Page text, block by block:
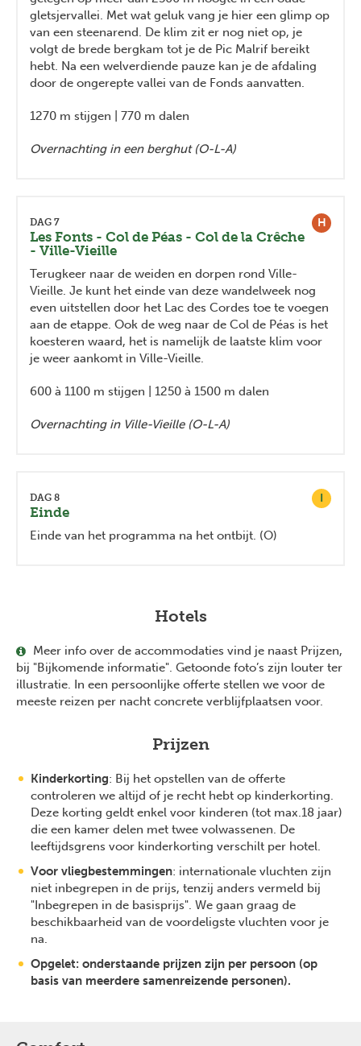
gletsjervallei. Met wat geluk vang je hier een glimp op
van een steenarend. De klim zit er nog niet op, je
volgt de brede bergkam tot je de Pic Malrif bereikt
hebt. Na een welverdiende pauze kan je de afdaling
door de ongerepte vallei van de Fonds aanvatten.
1270 m stijgen | 770 m dalen
Overnachting in een berghut (O-L-A)
H
DAG 7
Les Fonts - Col de Péas - Col de la Crêche
- Ville-Vieille
Terugkeer naar de weiden en dorpen rond Ville-
Vieille. Je kunt het einde van deze wandelweek nog
even uitstellen door het Lac des Cordes toe te voegen
aan de etappe. Ook de weg naar de Col de Péas is het
koesteren waard, het is namelijk de laatste klim voor
je weer aankomt in Ville-Vieille.
600 à 1100 m stijgen | 1250 à 1500 m dalen
Overnachting in Ville-Vieille (O-L-A)
I
DAG 8
Einde
Einde van het programma na het ontbijt. (O)
Hotels
Meer info over de accommodaties vind je naast Prijzen,
bij "Bijkomende informatie". Getoonde foto’s zijn louter ter
illustratie. In een persoonlijke offerte stellen we voor de
meeste reizen per nacht concrete verblijfplaatsen voor.
Prijzen
Kinderkorting: Bij het opstellen van de offerte
controleren we altijd of je recht hebt op kinderkorting.
Deze korting geldt enkel voor kinderen (tot max.18 jaar)
die een kamer delen met twee volwassenen. De
leeftijdsgrens voor kinderkorting verschilt per hotel.
Voor vliegbestemmingen: internationale vluchten zijn
niet inbegrepen in de prijs, tenzij anders vermeld bij
"Inbegrepen in de basisprijs". We gaan graag de
beschikbaarheid van de voordeligste vluchten voor je
na.
Opgelet: onderstaande prijzen zijn per persoon (op
basis van meerdere samenreizende personen).